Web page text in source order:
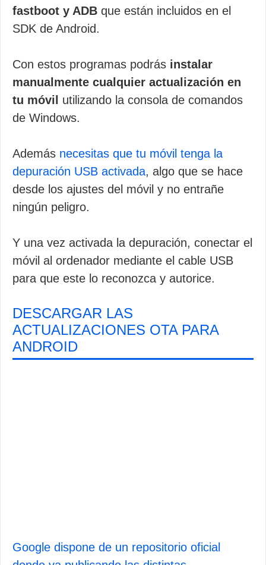
fastboot y ADB que están incluidos en el
SDK de Android.
Con estos programas podrás instalar
manualmente cualquier actualización en
tu móvil
utilizando la consola de comandos
de Windows.
Además necesitas que tu móvil tenga la
depuración USB activada, algo que se hace
desde los ajustes del móvil y no entrañe
ningún peligro.
Y una vez activada la depuración, conectar el
móvil al ordenador mediante el cable USB
para que este lo reconozca y autorice.
DESCARGAR LAS
ACTUALIZACIONES OTA PARA
ANDROID
Google dispone de un repositorio oficial